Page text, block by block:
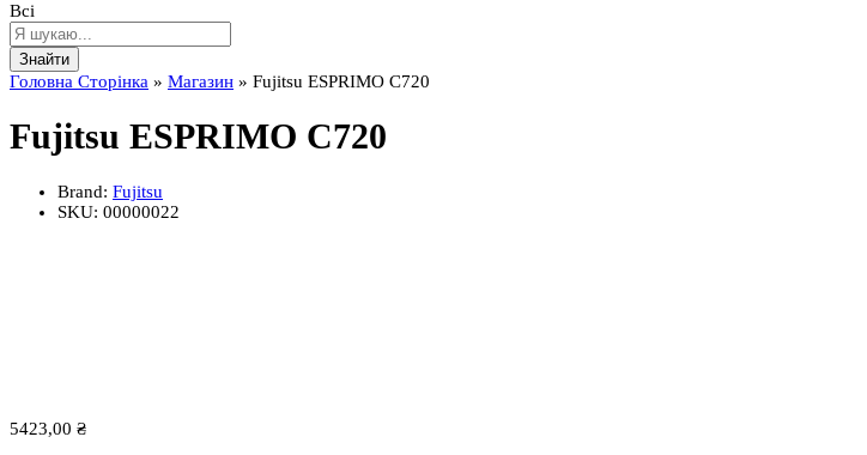
Всі
Знайти
Головна Сторінка » Магазин » Fujitsu ESPRIMO C720
Fujitsu ESPRIMO C720
Brand: Fujitsu
SKU: 00000022
5423,00 ₴